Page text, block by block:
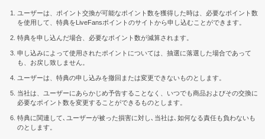
ユーザーは、ポイント交換が可能なポイント数を獲得した時は、必要なポイント数
を使用して、特典をLiveFansポイントのサイトから申し込むことができます。
特典を申し込んだ場合、必要なポイント数が減算されます。
申し込みによって使用されたポイントについては、抽選に落選した場合であって
も、お戻し致しません。
ユーザーは、特典の申し込みを撤回または変更できないものとします。
当社は、ユーザーにあらかじめ予告することなく、いつでも商品およびその交換に
必要なポイント数を変更することができるものとします。
特典に関連して､ユーザーが被った損害に対し､当社は､如何なる責任も負わないも
のとします。